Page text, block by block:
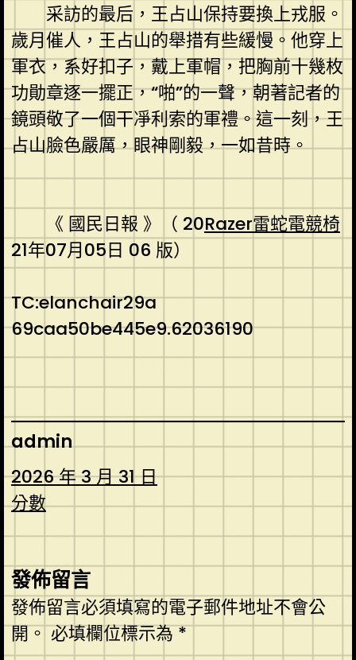
采訪的最后，王占山保持要換上戎服。
歲月催人，王占山的舉措有些緩慢。他穿上
軍衣，系好扣子，戴上軍帽，把胸前十幾枚
功勛章逐一擺正，“啪”的一聲，朝著記者的
鏡頭敬了一個干凈利索的軍禮。這一刻，王
占山臉色嚴厲，眼神剛毅，一如昔時。
《 國民日報 》（ 20Razer雷蛇電競椅
21年07月05日 06 版）
TC:elanchair29a
69caa50be445e9.62036190
admin
2026 年 3 月 31 日
分數
發佈留言
發佈留言必須填寫的電子郵件地址不會公
開。必填欄位標示為*